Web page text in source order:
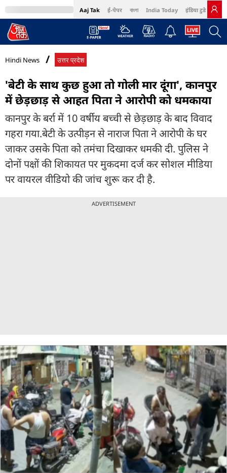
Aaj Tak ई-पेपर বাংলা India Today इंडिया टुडे हिंदी
MumbaiTak Cosmopolitan Harper's Bazaar Northeast
Hindi News उत्तर प्रदेश
'बेटी के साथ कुछ हुआ तो गोली मार दूंगा', कानपुर
में छेड़छाड़ से आहत पिता ने आरोपी को धमकाया
कानपुर के बर्रा में 10 वर्षीय बच्ची से छेड़छाड़ के बाद विवाद
गहरा गया.बेटी के उत्पीड़न से नाराज पिता ने आरोपी के घर
जाकर उसके पिता को तमंचा दिखाकर धमकी दी. पुलिस ने
दोनों पक्षों की शिकायत पर मुकदमा दर्ज कर सोशल मीडिया
पर वायरल वीडियो की जांच शुरू कर दी है.
ADVERTISEMENT